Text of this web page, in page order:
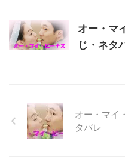
オー・マ
じ・ネタ
オー・マイ
タバレ